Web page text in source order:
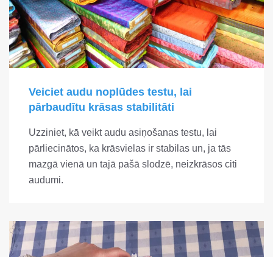
Veiciet audu noplūdes testu, lai
pārbaudītu krāsas stabilitāti
Uzziniet, kā veikt audu asiņošanas testu, lai
pārliecinātos, ka krāsvielas ir stabilas un, ja tās
mazgā vienā un tajā pašā slodzē, neizkrāsos citi
audumi.